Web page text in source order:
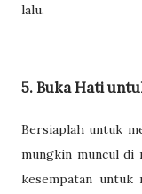
lalu.
5. Buka Hati
Bersiaplah untuk
mungkin muncul di
kesempatan untuk